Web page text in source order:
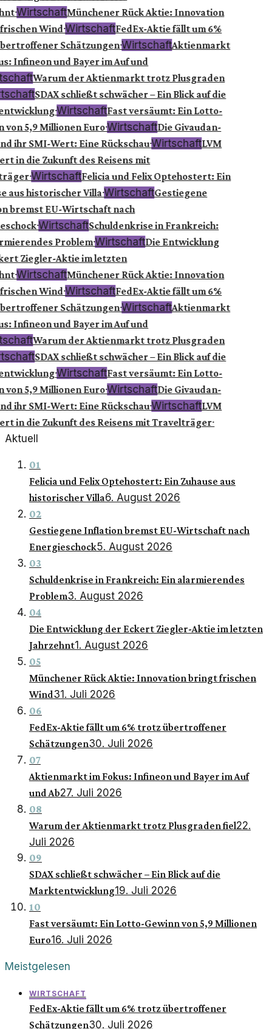
·WirtschaftMünchener Rück Aktie: Innovation
Wind·WirtschaftFedEx-Aktie fällt um 6%
Schätzungen·WirtschaftAktienmarkt
Infineon und Bayer im Auf und
Warum der Aktienmarkt trotz Plusgraden
SDAX schließt schwächer – Ein Blick auf die
·WirtschaftFast versäumt: Ein Lotto-
von 5,9 Millionen Euro·WirtschaftDie Givaudan-
ihr SMI-Wert: Eine Rückschau·WirtschaftLVM
in die Zukunft des Reisens mit
·WirtschaftFelicia und Felix Optehostert: Ein
aus historischer Villa·WirtschaftGestiegene
bremst EU-Wirtschaft nach
·WirtschaftSchuldenkrise in Frankreich:
Problem·WirtschaftDie Entwicklung
Ziegler-Aktie im letzten
·WirtschaftMünchener Rück Aktie: Innovation
Wind·WirtschaftFedEx-Aktie fällt um 6%
Schätzungen·WirtschaftAktienmarkt
Infineon und Bayer im Auf und
Warum der Aktienmarkt trotz Plusgraden
SDAX schließt schwächer – Ein Blick auf die
·WirtschaftFast versäumt: Ein Lotto-
von 5,9 Millionen Euro·WirtschaftDie Givaudan-
ihr SMI-Wert: Eine Rückschau·WirtschaftLVM
in die Zukunft des Reisens mit Travelträger·
Aktuell
01
Felicia und Felix Optehostert: Ein Zuhause aus
historischer Villa6. August 2026
02
Gestiegene Inflation bremst EU-Wirtschaft nach
Energieschock5. August 2026
03
Schuldenkrise in Frankreich: Ein alarmierendes
Problem3. August 2026
04
Die Entwicklung der Eckert Ziegler-Aktie im letzten
Jahrzehnt1. August 2026
05
Münchener Rück Aktie: Innovation bringt frischen
Wind31. Juli 2026
06
FedEx-Aktie fällt um 6% trotz übertroffener
Schätzungen30. Juli 2026
07
Aktienmarkt im Fokus: Infineon und Bayer im Auf
und Ab27. Juli 2026
08
Warum der Aktienmarkt trotz Plusgraden fiel22.
Juli 2026
09
SDAX schließt schwächer – Ein Blick auf die
Marktentwicklung19. Juli 2026
10
Fast versäumt: Ein Lotto-Gewinn von 5,9 Millionen
Euro16. Juli 2026
Meistgelesen
WIRTSCHAFT
FedEx-Aktie fällt um 6% trotz übertroffener
Schätzungen30. Juli 2026